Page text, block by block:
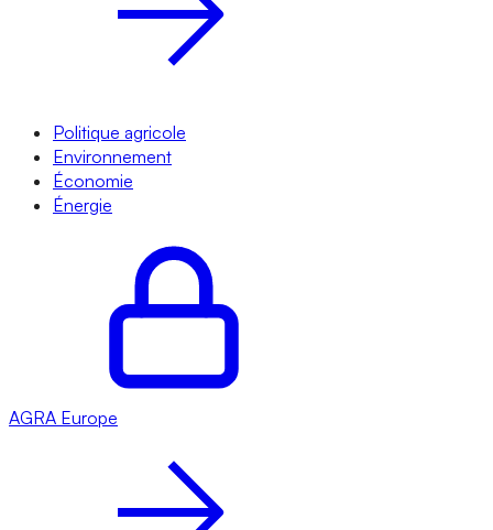
Politique agricole
Environnement
Économie
Énergie
AGRA Europe